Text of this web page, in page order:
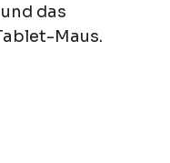
das
Maus.